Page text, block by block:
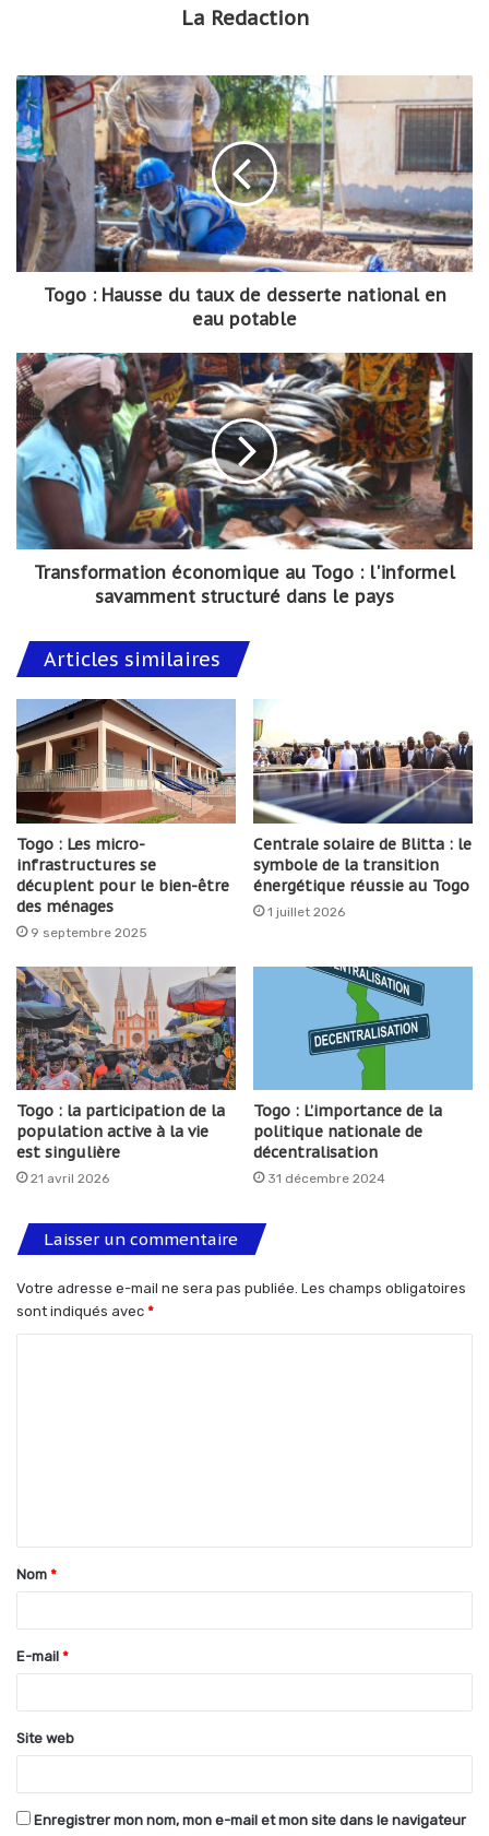
La Redaction
Togo : Hausse du taux de desserte national en
eau potable
Transformation économique au Togo : l'informel
savamment structuré dans le pays
Articles similaires
Togo : Les micro-
infrastructures se
décuplent pour le bien-être
des ménages
9 septembre 2025
Centrale solaire de Blitta : le
symbole de la transition
énergétique réussie au Togo
1 juillet 2026
Togo : la participation de la
population active à la vie
est singulière
21 avril 2026
Togo : L’importance de la
politique nationale de
décentralisation
31 décembre 2024
Laisser un commentaire
Votre adresse e-mail ne sera pas publiée. Les champs obligatoires
sont indiqués avec *
t
a
e
*
Nom *
E-mail *
Site web
Enregistrer mon nom, mon e-mail et mon site dans le navigateur